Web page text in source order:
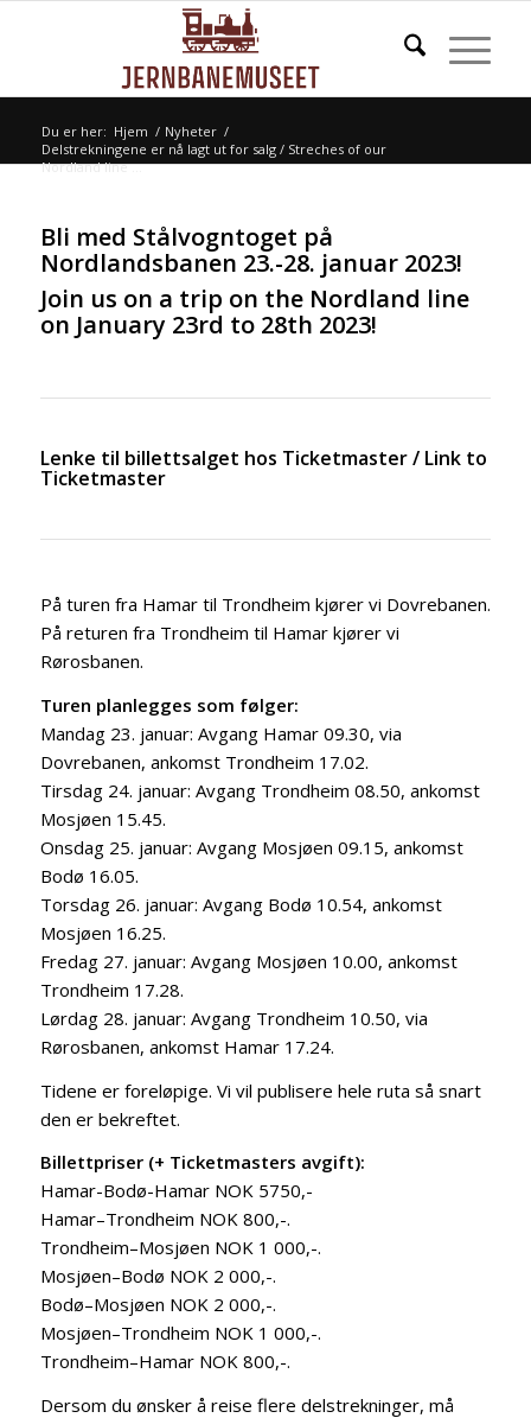
Du er her: Hjem / Nyheter /
Delstrekningene er nå lagt ut for salg / Streches of our
Nordland line ...
Bli med Stålvogntoget på
Nordlandsbanen 23.-28. januar 2023!
Join us on a trip on the Nordland line
on January 23rd to 28th 2023!
Lenke til billettsalget hos Ticketmaster / Link to
Ticketmaster
På turen fra Hamar til Trondheim kjører vi Dovrebanen.
På returen fra Trondheim til Hamar kjører vi
Rørosbanen.
Turen planlegges som følger:
Mandag 23. januar: Avgang Hamar 09.30, via
Dovrebanen, ankomst Trondheim 17.02.
Tirsdag 24. januar: Avgang Trondheim 08.50, ankomst
Mosjøen 15.45.
Onsdag 25. januar: Avgang Mosjøen 09.15, ankomst
Bodø 16.05.
Torsdag 26. januar: Avgang Bodø 10.54, ankomst
Mosjøen 16.25.
Fredag 27. januar: Avgang Mosjøen 10.00, ankomst
Trondheim 17.28.
Lørdag 28. januar: Avgang Trondheim 10.50, via
Rørosbanen, ankomst Hamar 17.24.
Tidene er foreløpige. Vi vil publisere hele ruta så snart
den er bekreftet.
Billettpriser (+ Ticketmasters avgift):
Hamar-Bodø-Hamar NOK 5750,-
Hamar–Trondheim NOK 800,-.
Trondheim–Mosjøen NOK 1 000,-.
Mosjøen–Bodø NOK 2 000,-.
Bodø–Mosjøen NOK 2 000,-.
Mosjøen–Trondheim NOK 1 000,-.
Trondheim–Hamar NOK 800,-.
Dersom du ønsker å reise flere delstrekninger, må